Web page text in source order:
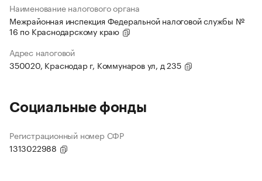
Наименование налогового органа
Межрайонная инспекция Федеральной налоговой службы №
16 по Краснодарскому краю
Адрес налоговой
350020, Краснодар г, Коммунаров ул, д 235
Социальные фонды
Регистрационный номер СФР
1313022988